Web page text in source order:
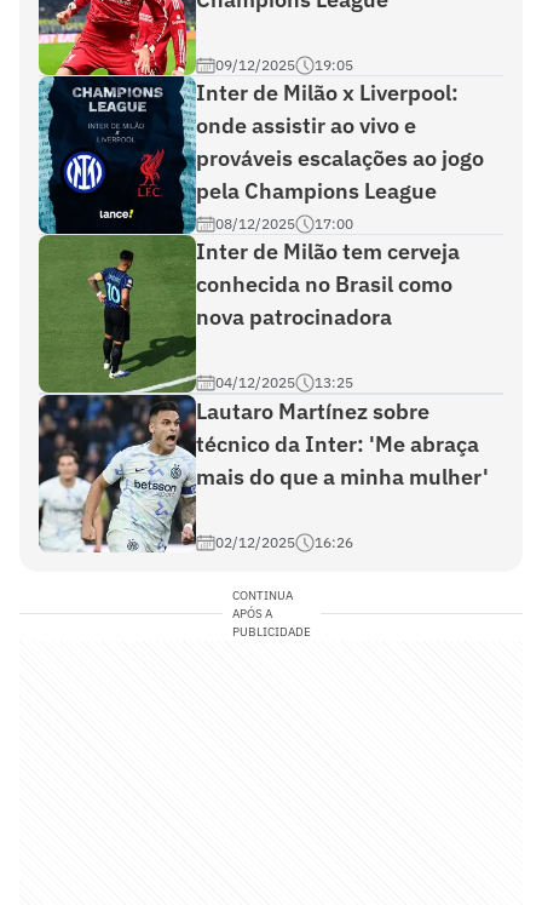
09/12/2025 19:05
Inter de Milão x Liverpool:
onde assistir ao vivo e
prováveis escalações ao jogo
pela Champions League
08/12/2025 17:00
Inter de Milão tem cerveja
conhecida no Brasil como
nova patrocinadora
04/12/2025 13:25
Lautaro Martínez sobre
técnico da Inter: 'Me abraça
mais do que a minha mulher'
02/12/2025 16:26
CONTINUA
APÓS A
PUBLICIDADE